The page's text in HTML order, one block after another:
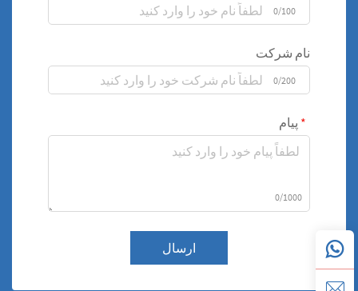
0/100
نام شرکت
0/200
پیام
0/1000
ارسال